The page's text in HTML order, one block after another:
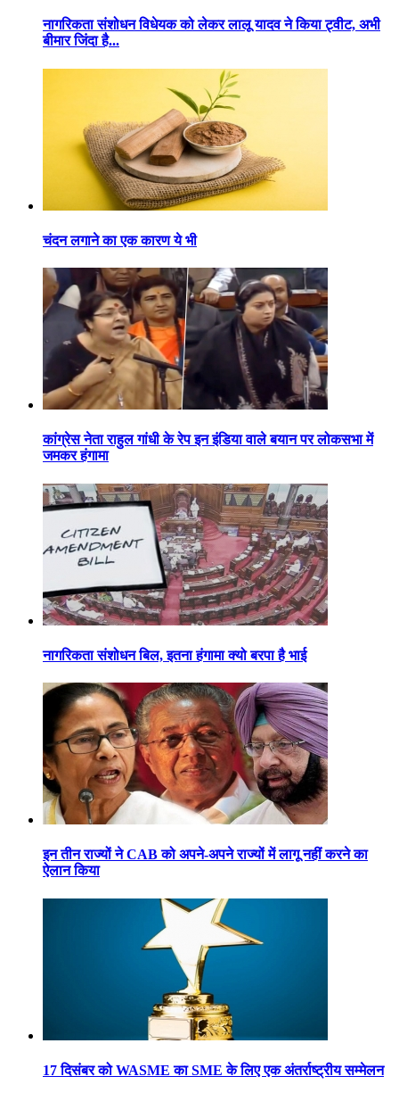
नागरिकता संशोधन विधेयक को लेकर लालू यादव ने किया ट्वीट, अभी
बीमार जिंदा है...
चंदन लगाने का एक कारण ये भी
कांग्रेस नेता राहुल गांधी के रेप इन इंडिया वाले बयान पर लोकसभा में
जमकर हंगामा
नागरिकता संशोधन बिल, इतना हंगामा क्यो बरपा है भाई
इन तीन राज्यों ने CAB को अपने-अपने राज्यों में लागू नहीं करने का
ऐलान किया
17 दिसंबर को WASME का SME के लिए एक अंतर्राष्ट्रीय सम्मेलन